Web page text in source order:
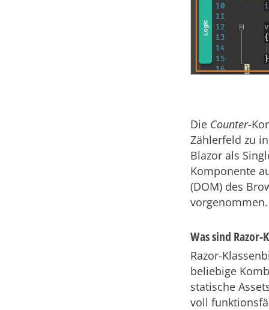
Die Counter-
Zählerfeld zu
Blazor als
Komponente
(DOM) des
vorgenommen.
Was sind
Razor-
beliebige
statische
voll